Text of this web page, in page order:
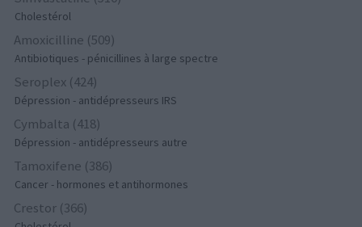
Cholestérol
Amoxicilline (509)
Antibiotiques - pénicillines à large spectre
Seroplex (424)
Dépression - antidépresseurs IRS
Cymbalta (418)
Dépression - antidépresseurs autre
Tamoxifene (386)
Cancer - hormones et antihormones
Crestor (366)